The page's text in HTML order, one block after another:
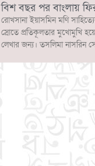
বিশ বছর পর বাংলায়
রোখসানা ইয়াসমিন মণি
স্রোতে প্রতিকূলতার মুখোমুখি
লেখার জন্য। তসলিমা নাসরিন